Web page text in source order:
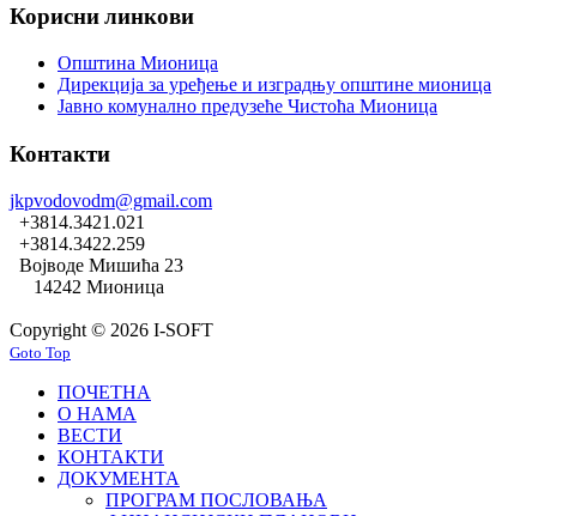
Корисни линкови
Општина Мионица
Дирекција за уређење и изградњу општине мионица
Јавно комунално предузеће Чистоћа Мионица
Контакти
jkpvodovodm@gmail.com
+3814.3421.021
+3814.3422.259
Војводе Мишића 23
14242 Мионица
Copyright © 2026 I-SOFT
Goto Top
ПОЧЕТНА
О НАМА
ВЕСТИ
КОНТАКТИ
ДОКУМЕНТА
ПРОГРАМ ПОСЛОВАЊА